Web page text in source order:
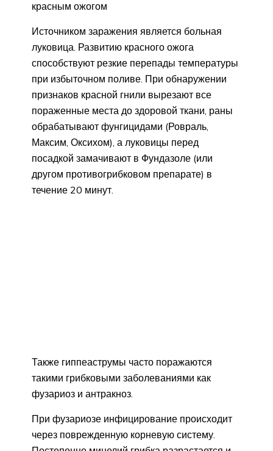
красным ожогом
Источником заражения является больная
луковица. Развитию красного ожога
способствуют резкие перепады температуры
при избыточном поливе. При обнаружении
признаков красной гнили вырезают все
пораженные места до здоровой ткани, раны
обрабатывают фунгицидами (Ровраль,
Максим, Оксихом), а луковицы перед
посадкой замачивают в Фундазоле (или
другом противогрибковом препарате) в
течение 20 минут.
Также гиппеаструмы часто поражаются
такими грибковыми заболеваниями как
фузариоз и антракноз.
При фузариозе инфицирование происходит
через поврежденную корневую систему.